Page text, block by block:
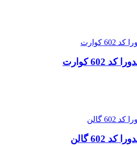
کوارت
602 گالن